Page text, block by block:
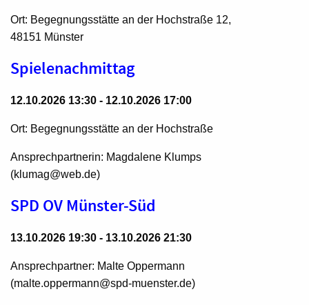
Ort: Begegnungsstätte an der Hochstraße 12,
48151 Münster
Spielenachmittag
12.10.2026 13:30 - 12.10.2026 17:00
Ort: Begegnungsstätte an der Hochstraße
Ansprechpartnerin: Magdalene Klumps
(klumag@web.de)
SPD OV Münster-Süd
13.10.2026 19:30 - 13.10.2026 21:30
Ansprechpartner: Malte Oppermann
(malte.oppermann@spd-muenster.de)